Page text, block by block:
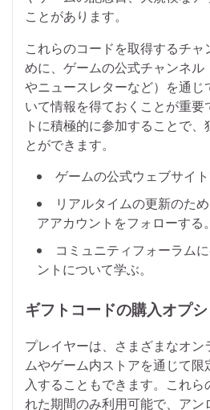
ことがあります。
これらのコードを取得するチ
めに、ゲームの公式チャンネ
やニュースレターなど）を通
いて情報を得ておくことが重
トに積極的に参加することで
とができます。
ゲームの公式ウェブサイト
リアルタイムの更新のた
アアカウントをフォローする。
コミュニティフォーラム
ントについて学ぶ。
ギフトコードの購入オプ
プレイヤーは、さまざまなオ
ムやゲーム内ストアを通じて
入することもできます。これら
れた期間のみ利用可能で、ア